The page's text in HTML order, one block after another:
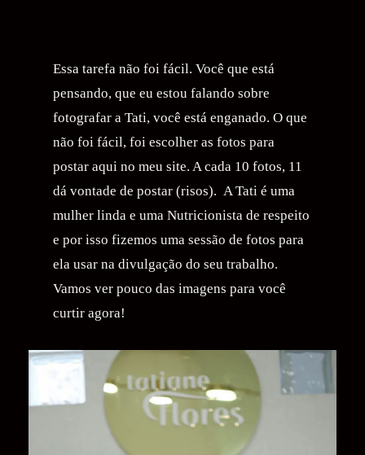
Essa tarefa não foi fácil. Você que está
pensando, que eu estou falando sobre
fotografar a Tati, você está enganado. O que
não foi fácil, foi escolher as fotos para
postar aqui no meu site. A cada 10 fotos, 11
dá vontade de postar (risos). A Tati é uma
mulher linda e uma Nutricionista de respeito
e por isso fizemos uma sessão de fotos para
ela usar na divulgação do seu trabalho.
Vamos ver pouco das imagens para você
curtir agora!